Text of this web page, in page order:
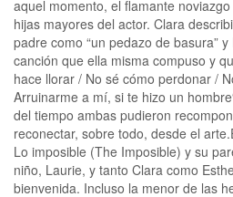
aquel momento, el flamante
hijas mayores del actor. Clara
padre como “un pedazo de basura”
canción que ella misma compuso y
hace llorar / No sé cómo perdonar /
Arruinarme a mí, si te hizo un
del tiempo ambas pudieron
reconectar, sobre todo, desde el
Lo imposible (The Imposible) y su
niño, Laurie, y tanto Clara como
bienvenida. Incluso la menor de las